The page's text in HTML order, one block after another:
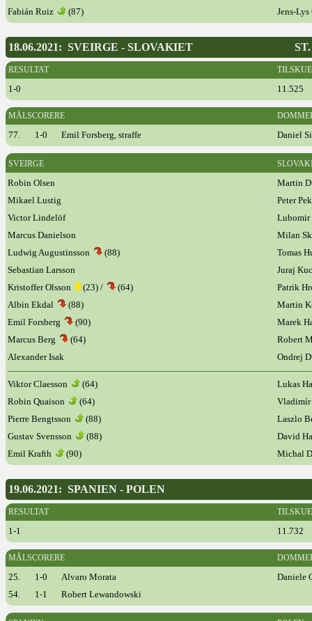
Fabián Ruiz
(87) Jens-
18.06.2021: SVEIRGE - SLOVAKIET
RESULTAT
1-0 11.525
MÅLSCORERE
77. 1-0 Emil Forsberg, straffe Daniel
SVEIRGE
Robin Olsen
Martin
Mikael Lustig
Peter
Victor Lindelöf
Lubomir
Marcus Danielson
Milan
Ludwig Augustinsson
(88)
Tomas
Sebastian Larsson
Juraj
Kristoffer Olsson
(23) / (64)
Patrik
Albin Ekdal
(88)
Martin
Emil Forsberg
(90)
Marek
Marcus Berg
(64)
Robert
Alexander Isak
Ondrej
Viktor Claesson (64)
Lukas
Robin Quaison
(64)
Pierre Bengtsson
(88)
Laszlo
Gustav Svensson
(88)
David
Emil Krafth
(90) Michal
19.06.2021: SPANIEN - POLEN
RESULTAT
1-1 11.732
MÅLSCORERE
25. 1-0 Alvaro Morata
Daniele
54.
1-1 Robert Lewandowski